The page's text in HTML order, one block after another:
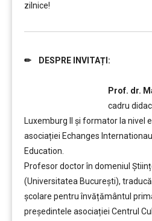
zilnice!
✏ DESPRE INVITAȚI:
Prof. dr.
cadru
Luxemburg II și formator la nivel
asociației Echanges
Education.
Profesor doctor în domeniul
(Universitatea București),
școlare pentru învățământul
președintele asociației Centrul